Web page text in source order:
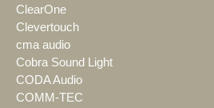
ClearOne
Clevertouch
cma audio
Cobra Sound Light
CODA Audio
COMM-TEC